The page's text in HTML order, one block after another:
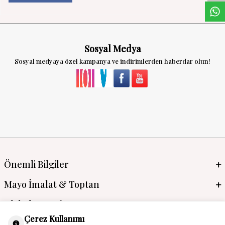
Sosyal Medya
Sosyal medyaya özel kampanya ve indirimlerden haberdar olun!
Önemli Bilgiler
Mayo İmalat & Toptan
Global Manufacturer
Çerez Kullanımı